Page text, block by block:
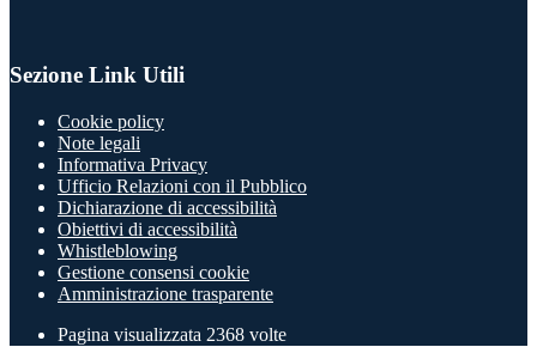
Sezione Link Utili
Cookie policy
Note legali
Informativa Privacy
Ufficio Relazioni con il Pubblico
Dichiarazione di accessibilità
Obiettivi di accessibilità
Whistleblowing
Gestione consensi cookie
Amministrazione trasparente
Pagina visualizzata 2368 volte